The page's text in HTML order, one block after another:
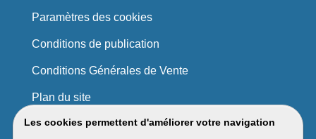
Les cookies permettent d'améliorer votre navigation
Paramètres des cookies
Conditions de publication
Conditions Générales de Vente
Plan du site